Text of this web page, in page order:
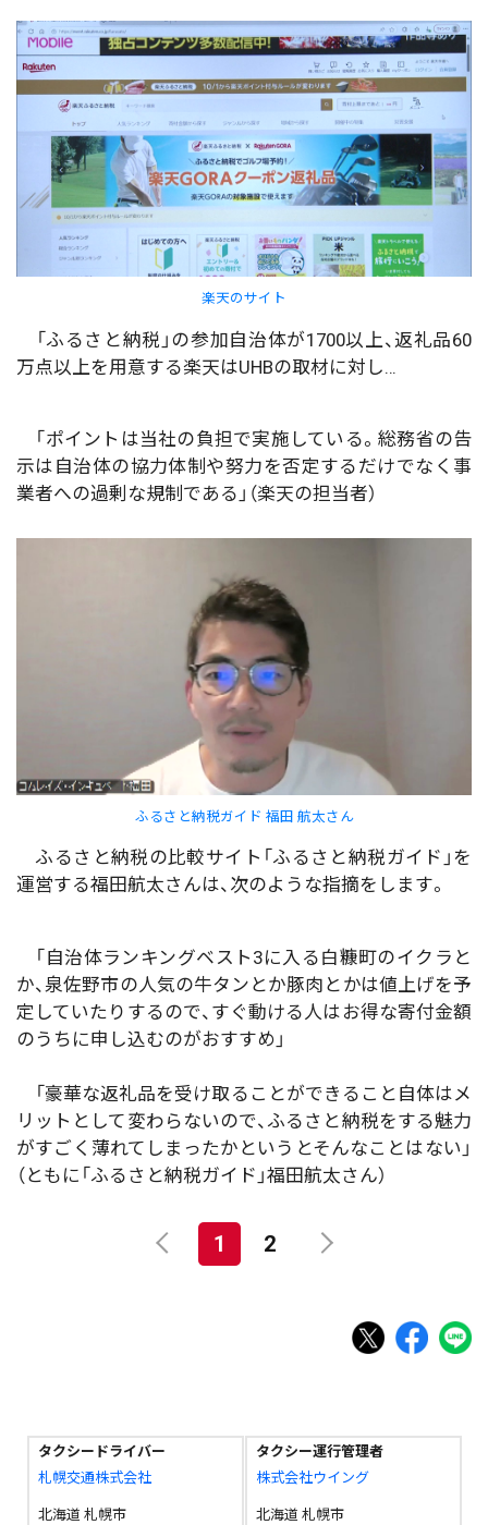
楽天のサイト
「ふるさと納税」の参加自治体が1700以上、返礼品60
万点以上を用意する楽天はUHBの取材に対し…
「ポイントは当社の負担で実施している。総務省の告
示は自治体の協力体制や努力を否定するだけでなく事
業者への過剰な規制である」（楽天の担当者）
ふるさと納税ガイド 福田 航太さん
ふるさと納税の比較サイト「ふるさと納税ガイド」を
運営する福田航太さんは、次のような指摘をします。
「自治体ランキングベスト3に入る白糠町のイクラと
か、泉佐野市の人気の牛タンとか豚肉とかは値上げを予
定していたりするので、すぐ動ける人はお得な寄付金額
のうちに申し込むのがおすすめ」
「豪華な返礼品を受け取ることができること自体はメ
リットとして変わらないので、ふるさと納税をする魅力
がすごく薄れてしまったかというとそんなことはない」
（ともに「ふるさと納税ガイド」福田航太さん）
1 2
タクシードライバー
札幌交通株式会社
北海道 札幌市
タクシー運行管理者
株式会社ウイング
北海道 札幌市